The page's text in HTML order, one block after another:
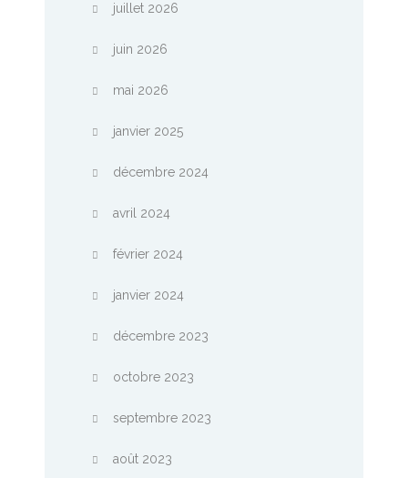
juillet 2026
juin 2026
mai 2026
janvier 2025
décembre 2024
avril 2024
février 2024
janvier 2024
décembre 2023
octobre 2023
septembre 2023
août 2023